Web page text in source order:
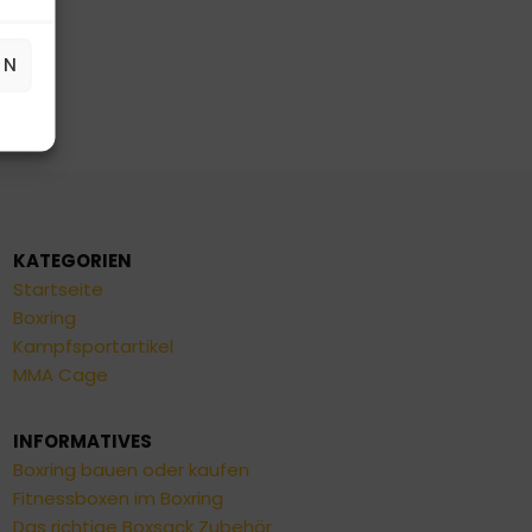
KATEGORIEN
Startseite
Boxring
Kampfsportartikel
MMA Cage
INFORMATIVES
Boxring bauen oder kaufen
Fitnessboxen im Boxring